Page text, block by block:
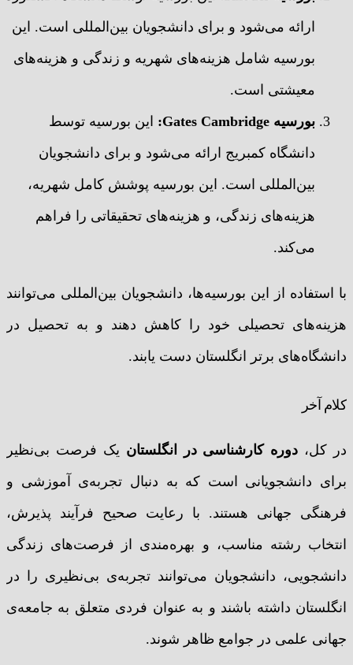
ارائه می‌شود و برای دانشجویان بین‌المللی است. این
بورسیه شامل هزینه‌های شهریه و زندگی و هزینه‌های
معیشتی است.
بورسیه Gates Cambridge:
این بورسیه توسط
دانشگاه کمبریج ارائه می‌شود و برای دانشجویان
بین‌المللی است. این بورسیه پوشش کامل شهریه،
هزینه‌های زندگی، و هزینه‌های تحقیقاتی را فراهم
می‌کند.
با استفاده از این بورسیه‌ها، دانشجویان بین‌المللی می‌توانند
هزینه‌های تحصیلی خود را کاهش دهند و به تحصیل در
دانشگاه‌های برتر انگلستان دست یابند.
کلام آخر
در کل، دوره کارشناسی در انگلستان یک فرصت بی‌نظیر
برای دانشجویانی است که به دنبال تجربه‌ی آموزشی و
فرهنگی جهانی هستند. با رعایت صحیح فرآیند پذیرش،
انتخاب رشته مناسب، و بهره‌مندی از فرصت‌های زندگی
دانشجویی، دانشجویان می‌توانند تجربه‌ی بی‌نظیری را در
انگلستان داشته باشند و به عنوان فردی متعلق به جامعه‌ی
جهانی علمی در جوامع ظاهر شوند.